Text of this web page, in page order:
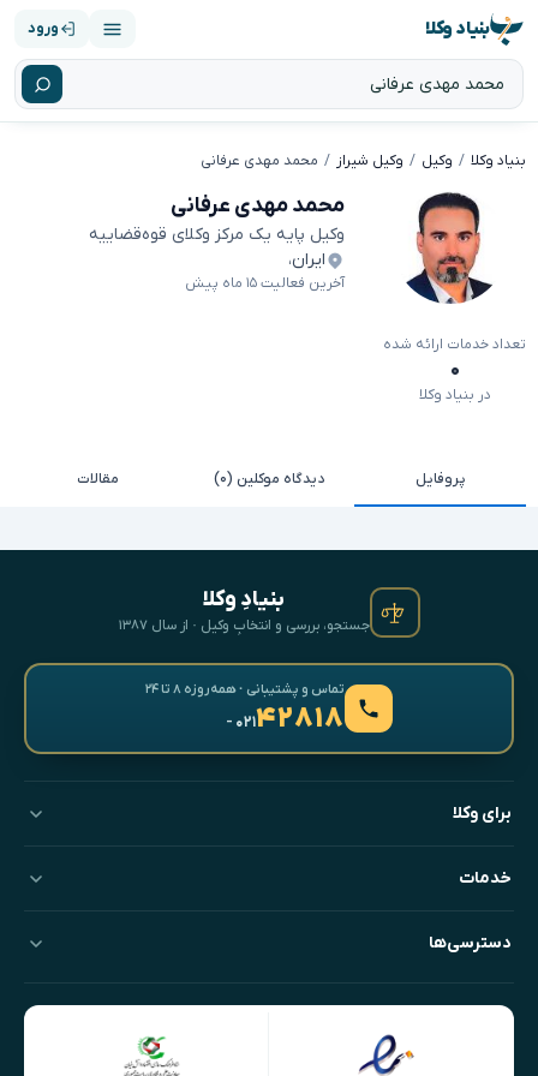
بنیاد وکلا ورود
بنیاد وکلا وکیل وکیل شیراز محمد مهدی عرفانی
محمد مهدی عرفانی
وکیل پایه یک مرکز وکلای قوه‌قضاییه
ایران،
آخرین فعالیت ۱۵ ماه پیش
تعداد خدمات ارائه شده
۰
در بنیاد وکلا
پروفایل دیدگاه موکلین (۰) مقالات
بنیادِ وکلا
جستجو، بررسی و انتخابِ وکیل · از سال ۱۳۸۷
تماس و پشتیبانی · همه‌روزه ۸ تا ۲۴
۴۲۸۱۸- ۰۲۱
برای وکلا
خدمات
دسترسی‌ها